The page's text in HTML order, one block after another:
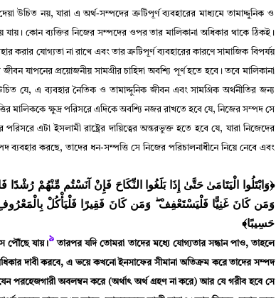
উচিত নয়,যারা এ অর্থ-সম্পদের ত্রুটিপূর্ণ ব্যবহারের মাধ্যমে তামাদ্দুনিক ও
যায়। কোন ব্যক্তির নিজের সম্পদের ওপর তার মালিকানা অধিকার থাকে ঠিকই ।
করার যোগ্যতা না রাখে এবং তার ত্রুটিপূর্ণ ব্যবহারের কারণে সামাজিক বিপর্যয়
যাপনের প্রয়োজনীয় সামগ্রীর চাহিদা অবশ্যি পূর্ণ হতে হবে।তবে মালিকানা
যে, এ ব্যবহার নৈতিক ও তামাদ্দুনিক জীবন এবং সামগ্রিক অর্থনীতির জন্য
মালিককে ক্ষুদ্র পরিসরে এদিকে অবশ্যি নজর রাখতে হবে যে,নিজের সম্পদ সে
এটা ইসলামী রাষ্ট্রের দায়িত্বের অন্তরভুক্ত হতে হবে যে,যারা নিজেদের
ব্যবহার করছে,তাদের ধন-সম্পত্তি সে নিজের পরিচালনাধীনে নিয়ে নেবে এবং
﴿وَابْتَلُوا الْيَتَامَىٰ حَتَّىٰ إِذَا بَلَغُوا النِّكَاحَ فَإِنْ آنَسْتُم مِّنْهُمْ رُشْدًا
وَمَن كَانَ غَنِيًّا فَلْيَسْتَعْفِفْ ۖ وَمَن كَانَ فَقِيرًا فَلْيَأْكُلْ
حَسِيبًا﴾
পৌঁছে যায়।৯ তারপর যদি তোমরা তাদের মধ্যে যোগ্যতার সন্ধান পাও,তাহলে
দাবী করবে,এ ভয়ে কখনো ইনসাফের সীমানা অতিক্রম করে তাদের সম্পদ
পরহেজগারী অবলম্বন করে (অর্থাৎ অর্থ গ্রহণ না করে) আর যে গরীব হবে সে